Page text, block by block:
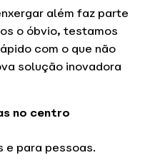
além faz parte
o óbvio, testamos
com o que não
solução inovadora
no centro
e para pessoas.